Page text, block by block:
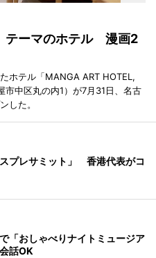
テーマのホテル 漫画2
ホテル「MANGA ART HOTEL,
中区丸の内1）が7月31日、名古
した。
プレサミット」 香港代表がコ
「おしゃべりナイトミュージア
話OK